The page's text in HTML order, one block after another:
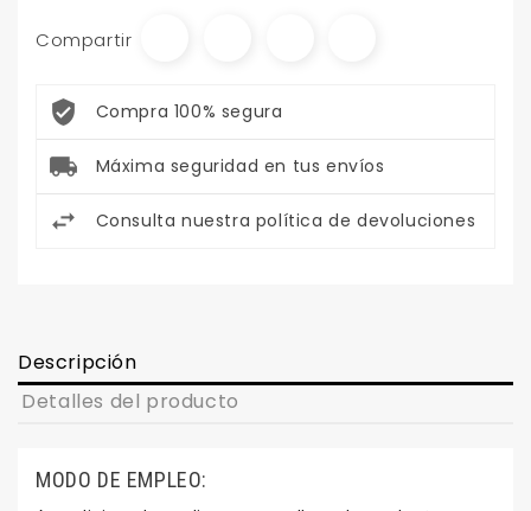
Compartir
Compra 100% segura
Máxima seguridad en tus envíos
Consulta nuestra política de devoluciones
Descripción
Detalles del producto
MODO DE EMPLEO: